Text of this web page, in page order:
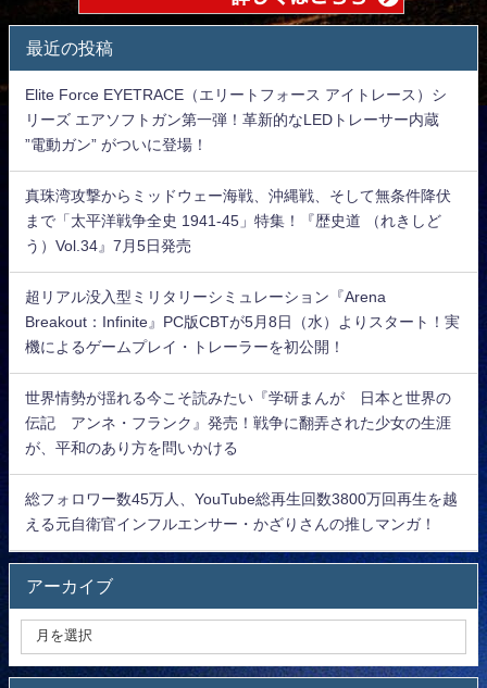
最近の投稿
Elite Force EYETRACE（エリートフォース アイトレース）シ
リーズ エアソフトガン第一弾！革新的なLEDトレーサー内蔵
”電動ガン” がついに登場！
真珠湾攻撃からミッドウェー海戦、沖縄戦、そして無条件降伏
まで「太平洋戦争全史 1941-45」特集！『歴史道 （れきしど
う）Vol.34』7月5日発売
超リアル没入型ミリタリーシミュレーション『Arena
Breakout：Infinite』PC版CBTが5月8日（水）よりスタート！実
機によるゲームプレイ・トレーラーを初公開！
世界情勢が揺れる今こそ読みたい『学研まんが 日本と世界の
伝記 アンネ・フランク』発売！戦争に翻弄された少女の生涯
が、平和のあり方を問いかける
総フォロワー数45万人、YouTube総再生回数3800万回再生を越
える元自衛官インフルエンサー・かざりさんの推しマンガ！
アーカイブ